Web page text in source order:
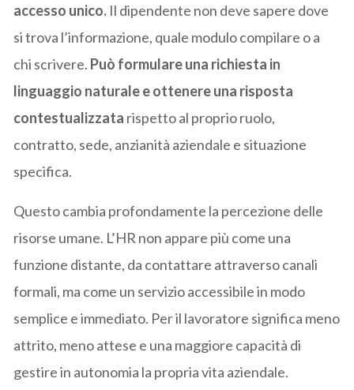
accesso unico. Il dipendente non deve sapere dove
si trova l’informazione, quale modulo compilare o a
chi scrivere. Può formulare una richiesta in
linguaggio naturale e ottenere una risposta
contestualizzata rispetto al proprio ruolo,
contratto, sede, anzianità aziendale e situazione
specifica.
Questo cambia profondamente la percezione delle
risorse umane. L’HR non appare più come una
funzione distante, da contattare attraverso canali
formali, ma come un servizio accessibile in modo
semplice e immediato. Per il lavoratore significa meno
attrito, meno attese e una maggiore capacità di
gestire in autonomia la propria vita aziendale.